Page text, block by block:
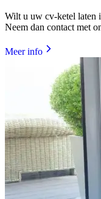
Wilt u uw cv-ketel laten
Neem dan contact met
Meer info